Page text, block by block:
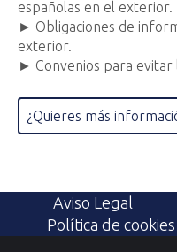
españolas en el exterior.
► Obligaciones de
exterior.
► Convenios para evitar
¿Quieres más
Aviso Legal
Política de cookies